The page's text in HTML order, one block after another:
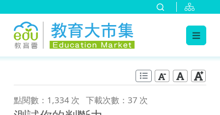
點閱數：1,334 次 下載次數：37 次